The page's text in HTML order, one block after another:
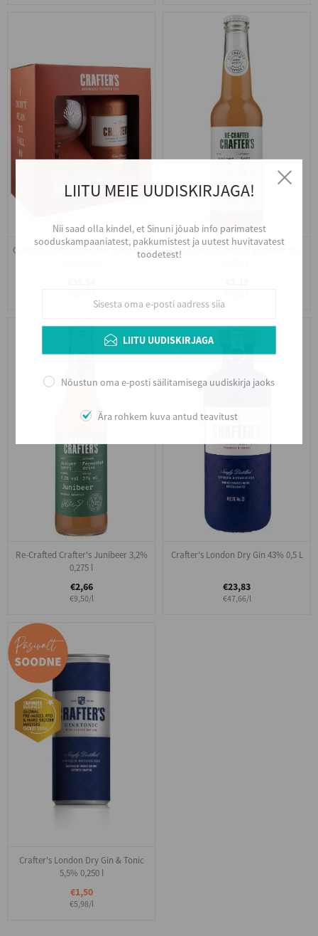
Crafter's Aromatic Flower Gin 44,3%
Re-Crafted Crafter's Junibeer 0%
Re-Crafted Crafter's Junibeer 3,2%
0,275 l
€2,66
€9,50/l
Crafter's London Dry Gin 43% 0,5 L
€23,83
€47,66/l
Crafter's London Dry Gin & Tonic
5,5% 0,250 l
€1,50
€5,98/l
LIITU MEIE UUDISKIRJAGA!
Nii saad olla kindel, et Sinuni jõuab info parimatest
sooduskampaaniatest, pakkumistest ja uutest huvitavatest
toodetest!
LIITU UUDISKIRJAGA
Nõustun oma e-posti säilitamisega uudiskirja jaoks
Ära rohkem kuva antud teavitust